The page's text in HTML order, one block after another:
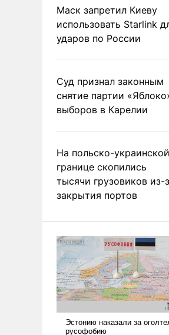
Маск запретил Киеву
использовать Starlink
ударов по России
Суд признал законным
снятие партии
выборов в Карелии
На польско-украинской
границе скопились
тысячи грузовиков из-
закрытия портов